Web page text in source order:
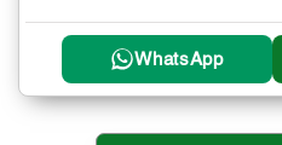
WhatsApp